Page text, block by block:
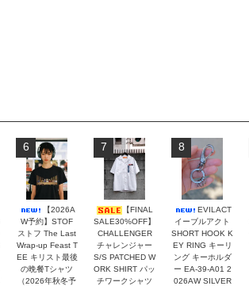
6
【2026A
W予約】STOF
ストフ The Last
Wrap-up Feast T
EE キリスト最後
の晩餐Tシャツ
（2026年秋冬予
7
【FINAL
SALE30%OFF】
CHALLENGER
チャレンジャー
S/S PATCHED W
ORK SHIRT パッ
チワークシャツ
8
EVILACT
イーブルアクト
SHORT HOOK K
EY RING キーリ
ング キーホルダ
ー EA-39-A01 2
026AW SILVER